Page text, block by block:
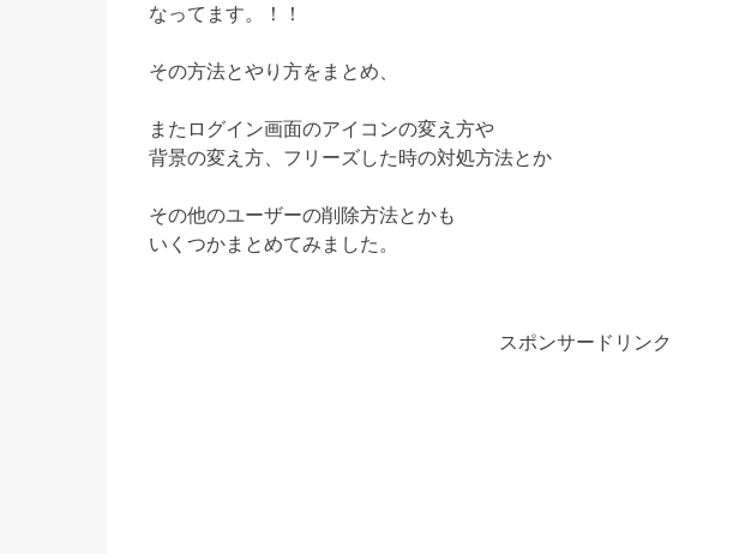
なってます。！！
その方法とやり方をまとめ、
またログイン画面のアイコンの変え方や
背景の変え方、フリーズした時の対処方法とか
その他のユーザーの削除方法とかも
いくつかまとめてみました。
スポンサードリンク